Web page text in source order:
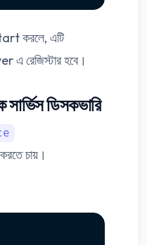
করলে, এটি
এ রেজিস্টার হবে।
ডিসকভারি
চায়।